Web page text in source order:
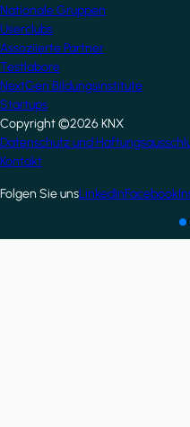
Nationale Gruppen
Userclubs
Assoziierte Partner
Testlabore
NextGen Bildungsinstitute
Startups
Copyright ©2026 KNX
Footer
Datenschutz und
Kontakt
Folgen Sie unsLinkedInFacebook